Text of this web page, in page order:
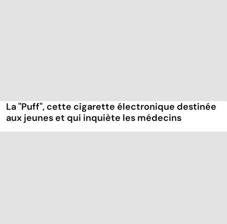
La "Puff", cette cigarette électronique destinée
aux jeunes et qui inquiète les médecins